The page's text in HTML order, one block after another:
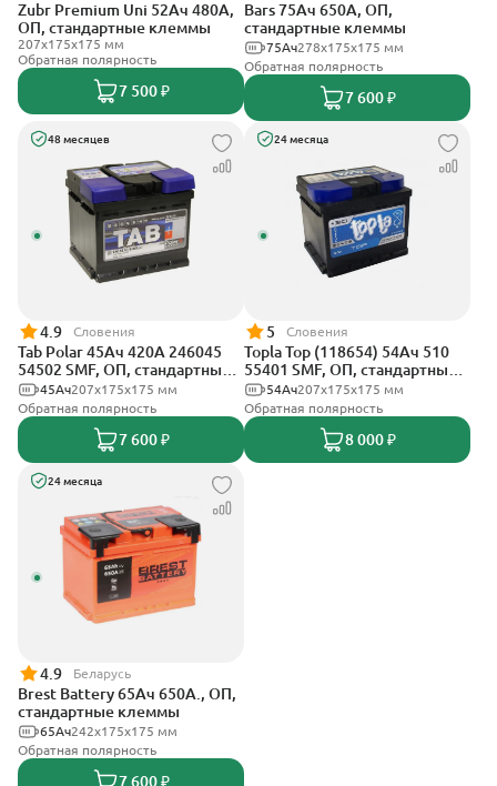
Zubr Premium Uni 52Ач 480А,
ОП, стандартные клеммы
207x175x175 мм
Обратная полярность
7 500 ₽
Bars 75Ач 650А, ОП,
стандартные клеммы
278х175х175 мм
75Ач
Обратная полярность
7 600 ₽
48 месяцев
4.9 Словения
Tab Polar 45Ач 420А 246045
54502 SMF, ОП, стандартные
клеммы207x175x175 мм
45Ач
Обратная полярность
7 600 ₽
24 месяца
5 Словения
Topla Top (118654) 54Ач 510
55401 SMF, ОП, стандартные
клеммы207х175х175 мм
54Ач
Обратная полярность
8 000 ₽
24 месяца
4.9 Беларусь
Brest Battery 65Ач 650А., ОП,
стандартные клеммы
242х175х175 мм
65Ач
Обратная полярность
7 600 ₽